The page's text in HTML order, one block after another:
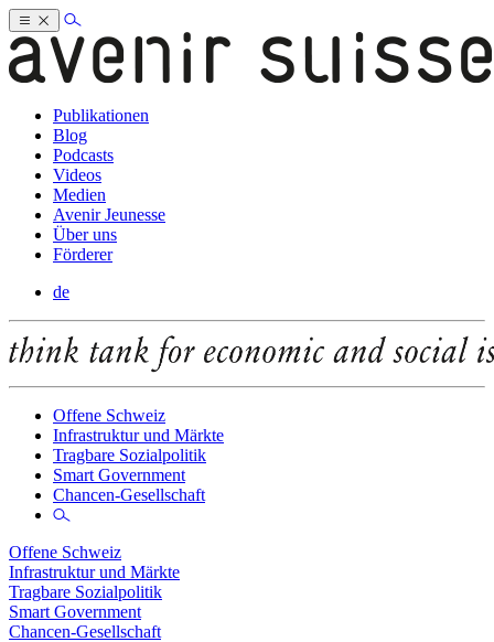
Publikationen
Blog
Podcasts
Videos
Medien
Avenir Jeunesse
Über uns
Förderer
de
Offene Schweiz
Infrastruktur und Märkte
Tragbare Sozialpolitik
Smart Government
Chancen-Gesellschaft
Offene Schweiz
Infrastruktur und Märkte
Tragbare Sozialpolitik
Smart Government
Chancen-Gesellschaft